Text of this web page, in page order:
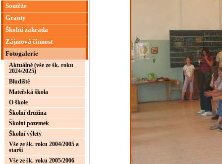
Soutěže
Granty
Školní zahrada
Zájmová činnost
Fotogalerie
Aktuálně (vše ze šk. roku
2024/2025)
Bludiště
Mateřská škola
O škole
Školní družina
Školní pozemek
Školní výlety
Vše ze šk. roku 2004/2005 a
starší
Vše ze šk. roku 2005/2006